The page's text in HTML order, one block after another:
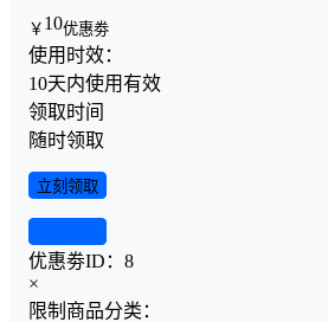
￥ 10优惠劵
使用时效：
10天内使用有效
领取时间
随时领取
立刻领取
优惠劵ID： 8
×
限制商品分类：